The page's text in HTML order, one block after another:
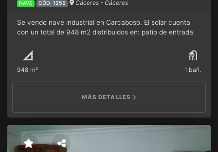
NAVE CÓD. 1255 Cáceres - Cáceres
Se vende nave industrial en Carcaboso. El solar cuenta
con un total de 948 m2 distribuidos en: patio de entrada
aproximadamente) con oficinas en la parte alta y un
servicio en la parte baja. Tiene instalación completa de luz
y agua.
948 m² 1 bañ.
MÁS DETALLES